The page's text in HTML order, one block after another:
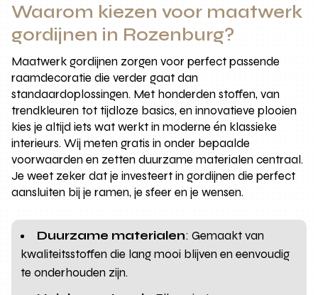
Waarom kiezen voor maatwerk
gordijnen in Rozenburg?
Maatwerk gordijnen zorgen voor perfect passende
raamdecoratie die verder gaat dan
standaardoplossingen. Met honderden stoffen, van
trendkleuren tot tijdloze basics, en innovatieve plooien
kies je altijd iets wat werkt in moderne én klassieke
interieurs. Wij meten gratis in onder bepaalde
voorwaarden en zetten duurzame materialen centraal.
Je weet zeker dat je investeert in gordijnen die perfect
aansluiten bij je ramen, je sfeer en je wensen.
Duurzame materialen: Gemaakt van
kwaliteitsstoffen die lang mooi blijven en eenvoudig
te onderhouden zijn.